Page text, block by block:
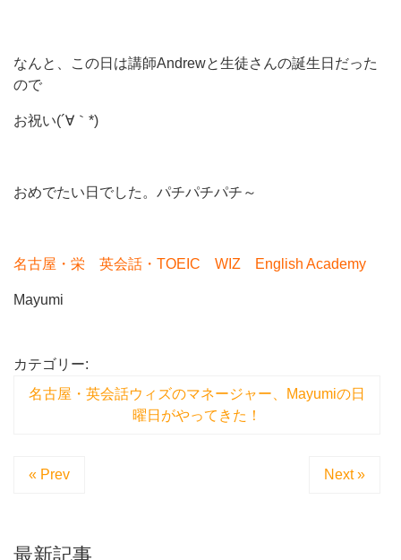
なんと、この日は講師Andrewと生徒さんの誕生日だった
ので
お祝い(´∀｀*)
おめでたい日でした。パチパチパチ～
名古屋・栄 英会話・TOEIC WIZ English Academy
Mayumi
カテゴリー:
名古屋・英会話ウィズのマネージャー、Mayumiの日
曜日がやってきた！
« Prev Next »
最新記事